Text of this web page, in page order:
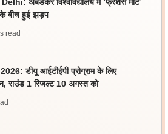
के बीच हुई झड़प
read
डीयू आईटीईपी प्रोग्राम के लिए
राउंड 1 रिजल्ट 10 अगस्त को